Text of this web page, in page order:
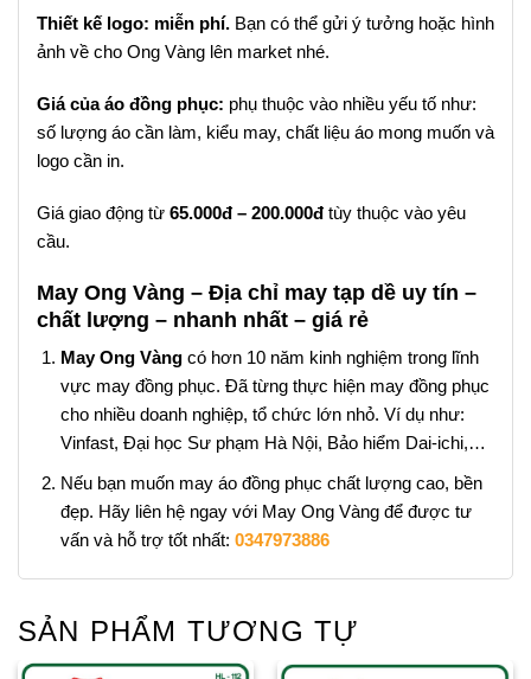
Thiết kế logo: miễn phí. Bạn có thể gửi ý tưởng hoặc hình
ảnh về cho Ong Vàng lên market nhé.
Giá của áo đồng phục: phụ thuộc vào nhiều yếu tố như:
số lượng áo cần làm, kiểu may, chất liệu áo mong muốn và
logo cần in.
Giá giao động từ 65.000đ – 200.000đtùy thuộc vào yêu
cầu.
May Ong Vàng – Địa chỉ may tạp dề uy tín –
chất lượng – nhanh nhất – giá rẻ
May Ong Vàngcó hơn 10 năm kinh nghiệm trong lĩnh
vực may đồng phục. Đã từng thực hiện may đồng phục
cho nhiều doanh nghiệp, tổ chức lớn nhỏ. Ví dụ như:
Vinfast, Đại học Sư phạm Hà Nội, Bảo hiểm Dai-ichi,…
Nếu bạn muốn may áo đồng phục chất lượng cao, bền
đẹp. Hãy liên hệ ngay với May Ong Vàng để được tư
vấn và hỗ trợ tốt nhất: 0347973886
SẢN PHẨM TƯƠNG TỰ